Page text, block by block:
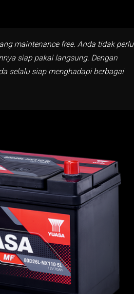
maintenance free. Anda tidak perlu
siap pakai langsung. Dengan
selalu siap menghadapi berbagai